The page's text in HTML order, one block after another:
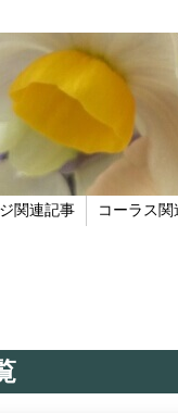
関連記事 コーラス関